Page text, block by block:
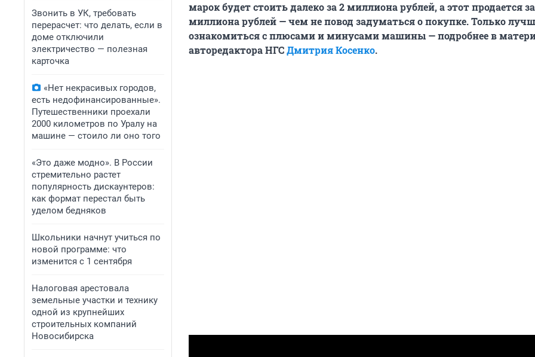
Звонить в УК, требовать
перерасчет: что делать, если в
доме отключили
электричество — полезная
карточка
«Нет некрасивых городов,
есть недофинансированные».
Путешественники проехали
2000 километров по Уралу на
машине — стоило ли оно того
«Это даже модно». В России
стремительно растет
популярность дискаунтеров:
как формат перестал быть
уделом бедняков
Школьники начнут учиться по
новой программе: что
изменится с 1 сентября
Налоговая арестовала
земельные участки и технику
одной из крупнейших
строительных компаний
Новосибирска
марок будет стоить далеко за 2 миллиона рублей, а этот продается за
миллиона рублей — чем не повод задуматься о покупке. Только
ознакомиться с плюсами и минусами машины — подробнее в
авторедактора НГСДмитрия Косенко.